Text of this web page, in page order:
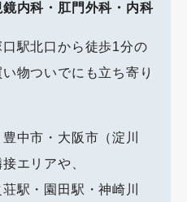
内科・肛門外科・内科
駅北口から徒歩1分の
物ついでにも立ち寄り
中市・大阪市（淀川
エリアや、
駅・園田駅・神崎川